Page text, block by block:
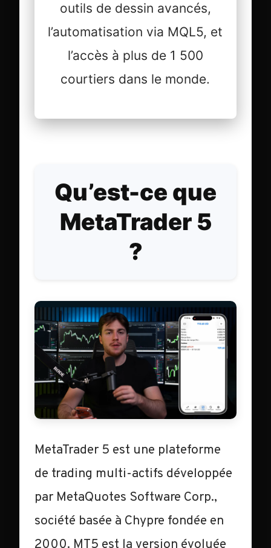
outils de dessin avancés,
l’automatisation via MQL5, et
l’accès à plus de 1 500
courtiers dans le monde.
Qu’est-ce que
MetaTrader 5
?
MetaTrader 5 est une plateforme
de trading multi-actifs développée
par MetaQuotes Software Corp.,
société basée à Chypre fondée en
2000. MT5 est la version évoluée